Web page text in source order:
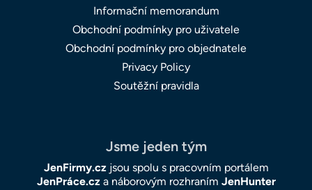
Informační memorandum
Obchodní podmínky pro uživatele
Obchodní podmínky pro objednatele
Privacy Policy
Soutěžní pravidla
Jsme jeden tým
JenFirmy.czjsou spolu s pracovním portálem
JenPráce.cza náborovým rozhraním JenHunter